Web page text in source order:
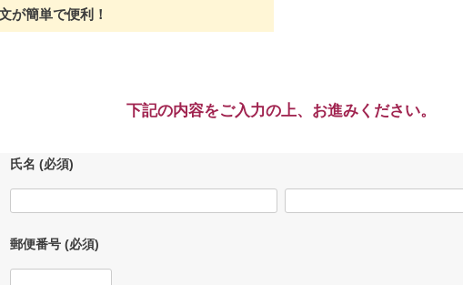
が簡単で便利！
下記の内容をご入力の上、お進みください。
氏名 (必須)
郵便番号 (必須)